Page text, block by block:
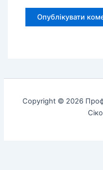
Copyright © 2026